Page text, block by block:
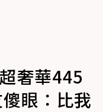
奢華445
眼：比我